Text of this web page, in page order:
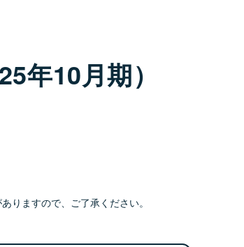
年10月期）
りますので、ご了承ください。